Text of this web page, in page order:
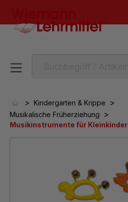
> Kindergarten & Krippe >
Musikalische Früherziehung >
Musikinstrumente für Kleinkinder